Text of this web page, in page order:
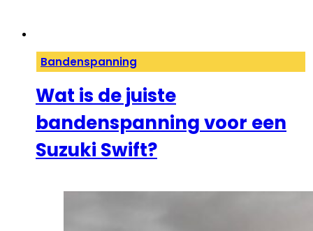
Bandenspanning
Wat is de juiste
bandenspanning voor een
Suzuki Swift?